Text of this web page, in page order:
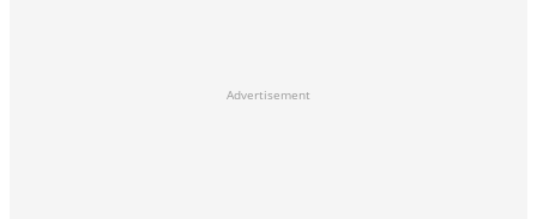
Advertisement